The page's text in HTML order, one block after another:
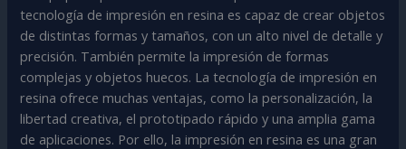
tecnología de impresión en resina es capaz de crear objetos
de distintas formas y tamaños, con un alto nivel de detalle y
precisión. También permite la impresión de formas
complejas y objetos huecos. La tecnología de impresión en
resina ofrece muchas ventajas, como la personalización, la
libertad creativa, el prototipado rápido y una amplia gama
de aplicaciones. Por ello, la impresión en resina es una gran